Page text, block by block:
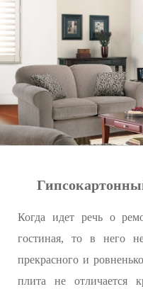
Когда идет речь о
гостиная, то в него
прекрасного и
плита не отличается